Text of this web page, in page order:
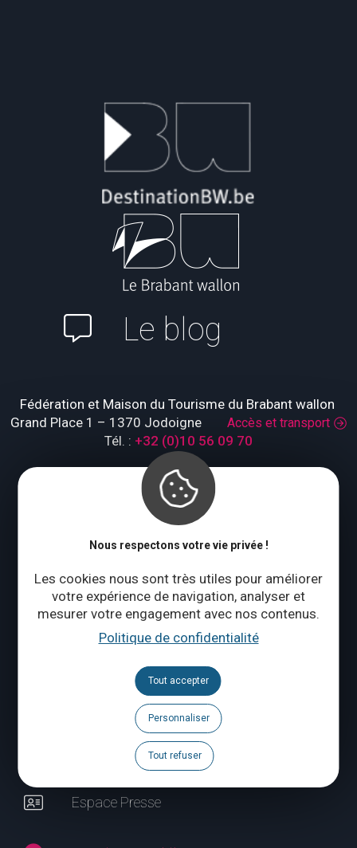
Nous respectons votre vie privée !
Les cookies nous sont très utiles pour améliorer
votre expérience de navigation, analyser et
mesurer votre engagement avec nos contenus.
Politique de confidentialité
Tout accepter
Personnaliser
Tout refuser
Le blog
Fédération et Maison du Tourisme du Brabant wallon
Grand Place 1 – 1370 Jodoigne Accès et transport
Tél. : +32 (0)10 56 09 70
Lundi : fermé
Mardi à jeudi : 09:00 – 17:00
Vendredi à dimanche : 10:00 – 18:00
Qui sommes-nous ?
CONTACTEZ-NOUS
Espace Pro
Espace Presse